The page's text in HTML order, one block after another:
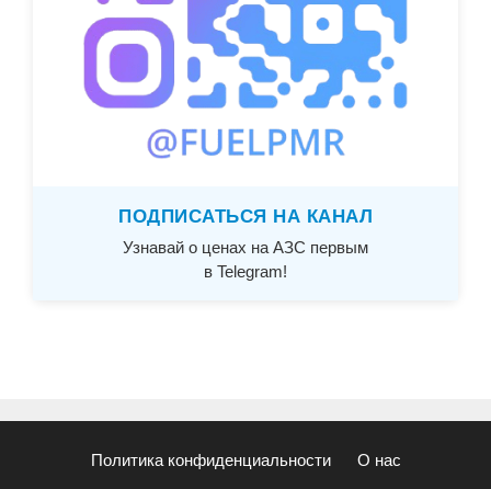
ПОДПИСАТЬСЯ НА КАНАЛ
Узнавай о ценах на АЗС первым
в Telegram!
Политика конфиденциальности О нас